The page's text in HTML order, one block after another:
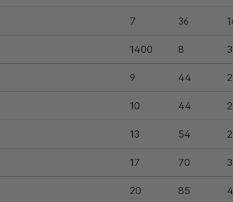
7 36
1400 8
9 44
10 44
13 54
17 70
20 85